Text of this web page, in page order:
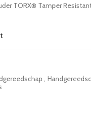
TORX® Tamper
,